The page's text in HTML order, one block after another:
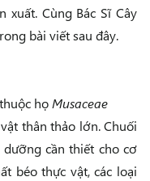
xuất. Cùng Bác Sĩ Cây
bài viết sau đây.
họMusaceae
thân thảo lớn. Chuối
cần thiết cho cơ
béo thực vật, các loại